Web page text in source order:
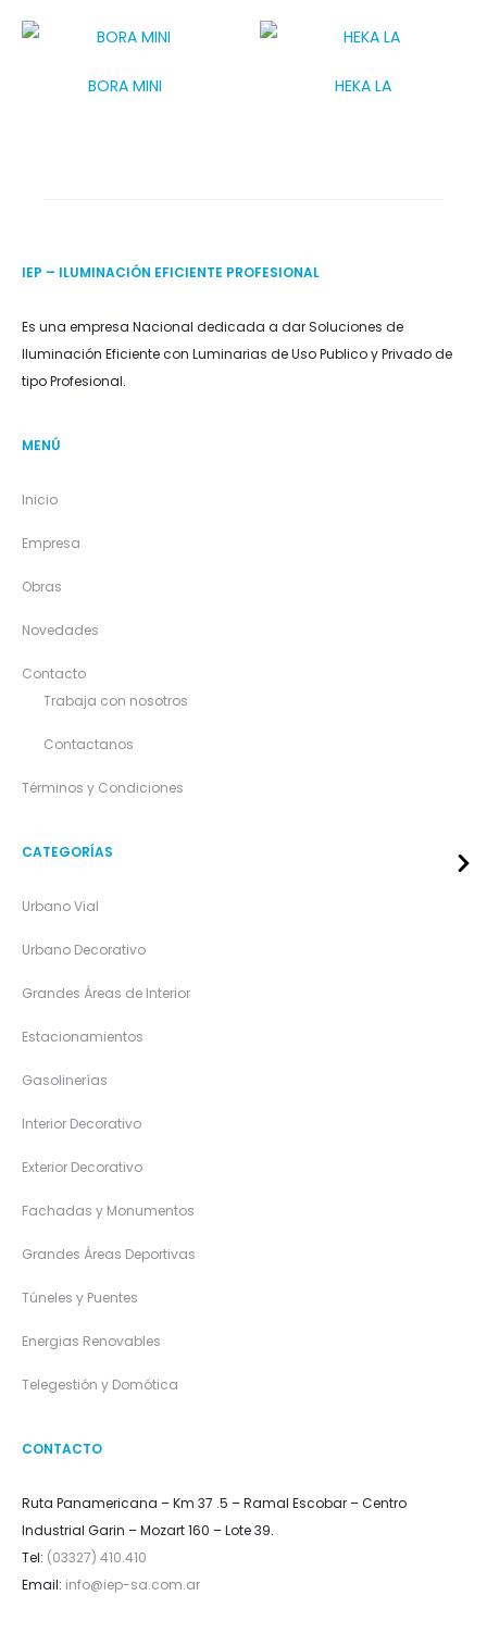
BORA MINI HEKA LA
IEP – ILUMINACIÓN EFICIENTE PROFESIONAL
Es una empresa Nacional dedicada a dar Soluciones de
Iluminación Eficiente con Luminarias de Uso Publico y Privado de
tipo Profesional.
MENÚ
Inicio
Empresa
Obras
Novedades
Contacto
Trabaja con nosotros
Contactanos
Términos y Condiciones
CATEGORÍAS
Urbano Vial
Urbano Decorativo
Grandes Áreas de Interior
Estacionamientos
Gasolinerías
Interior Decorativo
Exterior Decorativo
Fachadas y Monumentos
Grandes Áreas Deportivas
Túneles y Puentes
Energias Renovables
Telegestión y Domótica
CONTACTO
Ruta Panamericana – Km 37 .5 – Ramal Escobar – Centro
Industrial Garin – Mozart 160 – Lote 39.
Tel: (03327) 410.410
Email: info@iep-sa.com.ar